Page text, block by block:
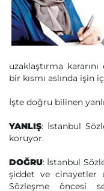
uzaklaştırma
bir kısmı aslında işin
İşte doğru bilinen
YANLIŞ: İstanbul
koruyor.
DOĞRU: İstanbul
şiddet ve cinayetler
Sözleşme öncesi